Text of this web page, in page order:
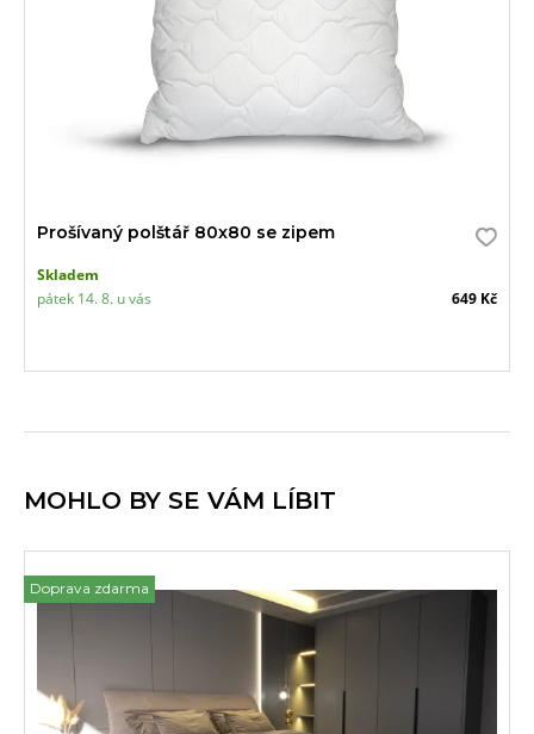
Prošívaný polštář 80x80 se zipem
Skladem
pátek 14. 8. u vás
649 Kč
MOHLO BY SE VÁM LÍBIT
Doprava zdarma